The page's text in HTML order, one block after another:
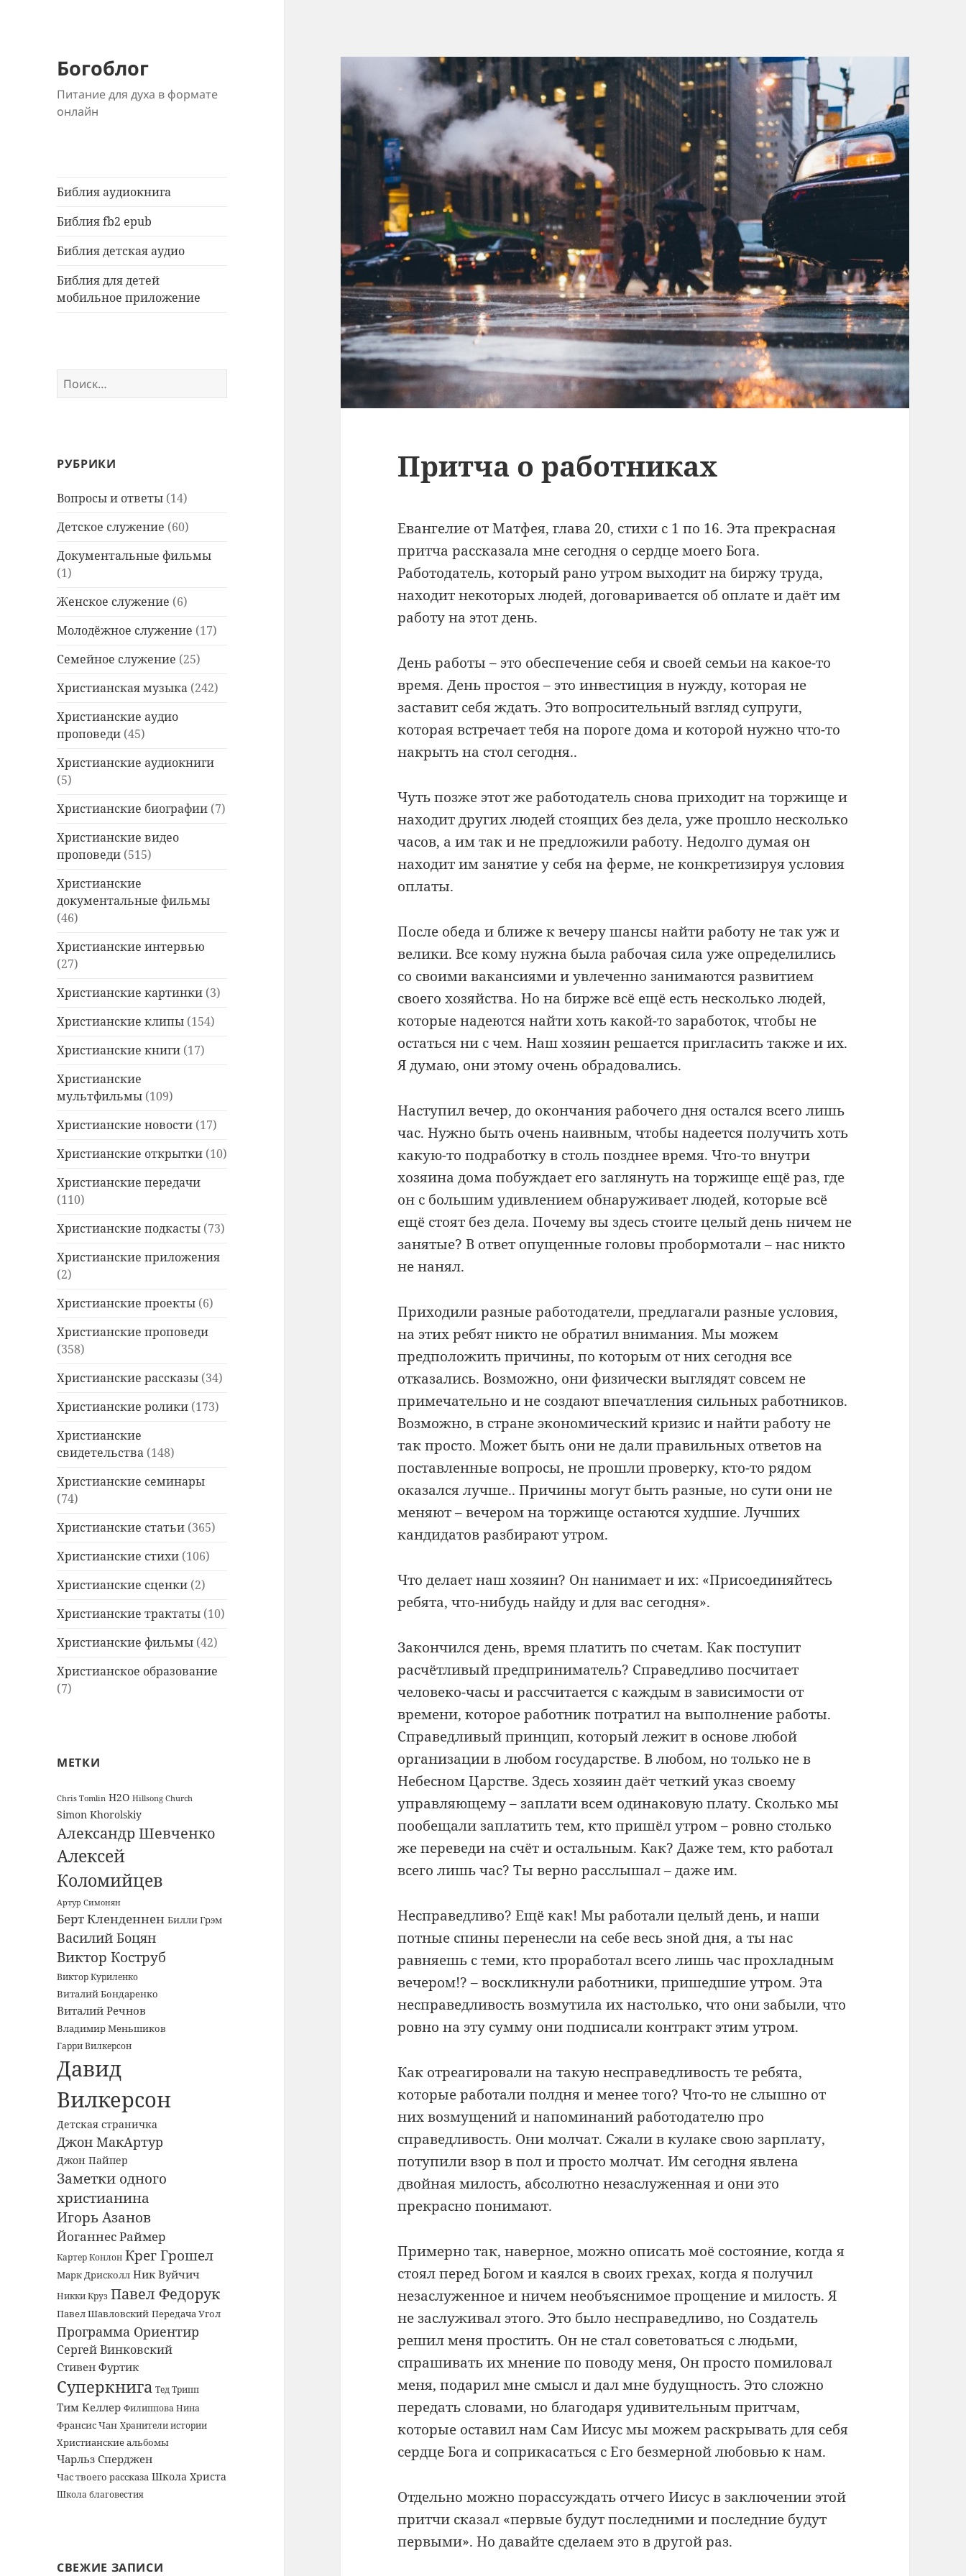
Богоблог
Питание для духа в формате
онлайн
Библия аудиокнига
Библия fb2 epub
Библия детская аудио
Библия для детей
мобильное приложение
Найти:
РУБРИКИ
Вопросы и ответы (14)
Детское служение (60)
Документальные фильмы
(1)
Женское служение (6)
Молодёжное служение (17)
Семейное служение (25)
Христианская музыка (242)
Христианские аудио
проповеди (45)
Христианские аудиокниги
(5)
Христианские биографии (7)
Христианские видео
проповеди (515)
Христианские
документальные фильмы
(46)
Христианские интервью
(27)
Христианские картинки (3)
Христианские клипы (154)
Христианские книги (17)
Христианские
мультфильмы (109)
Христианские новости (17)
Христианские открытки (10)
Христианские передачи
(110)
Христианские подкасты (73)
Христианские приложения
(2)
Христианские проекты (6)
Христианские проповеди
(358)
Христианские рассказы (34)
Христианские ролики (173)
Христианские
свидетельства (148)
Христианские семинары
(74)
Христианские статьи (365)
Христианские стихи (106)
Христианские сценки (2)
Христианские трактаты (10)
Христианские фильмы (42)
Христианское образование
(7)
МЕТКИ
Chris Tomlin H2O Hillsong Church
Simon Khorolskiy
Александр Шевченко
Алексей
Коломийцев
Артур Симонян
Берт Кленденнен Билли Грэм
Василий Боцян
Виктор Коструб
Виктор Куриленко
Виталий Бондаренко
Виталий Речнов
Владимир Меньшиков
Гарри Вилкерсон
Давид
Вилкерсон
Детская страничка
Джон МакАртур
Джон Пайпер
Заметки одного
христианина
Игорь Азанов
Йоганнес Раймер
Картер Конлон Крег Грошел
Марк Дрисколл Ник Вуйчич
Никки Круз Павел Федорук
Павел Шавловский Передача Угол
Программа Ориентир
Сергей Винковский
Стивен Фуртик
Суперкнига Тед Трипп
Тим Келлер Филиппова Нина
Франсис Чан Хранители истории
Христианские альбомы
Чарльз Сперджен
Час твоего рассказа Школа Христа
Школа благовестия
СВЕЖИЕ ЗАПИСИ
Притча о работниках
Евангелие от Матфея, глава 20, стихи с 1 по 16. Эта прекрасная
притча рассказала мне сегодня о сердце моего Бога.
Работодатель, который рано утром выходит на биржу труда,
находит некоторых людей, договаривается об оплате и даёт им
работу на этот день.
День работы – это обеспечение себя и своей семьи на какое-то
время. День простоя – это инвестиция в нужду, которая не
заставит себя ждать. Это вопросительный взгляд супруги,
которая встречает тебя на пороге дома и которой нужно что-то
накрыть на стол сегодня..
Чуть позже этот же работодатель снова приходит на торжище и
находит других людей стоящих без дела, уже прошло несколько
часов, а им так и не предложили работу. Недолго думая он
находит им занятие у себя на ферме, не конкретизируя условия
оплаты.
После обеда и ближе к вечеру шансы найти работу не так уж и
велики. Все кому нужна была рабочая сила уже определились
со своими вакансиями и увлеченно занимаются развитием
своего хозяйства. Но на бирже всё ещё есть несколько людей,
которые надеются найти хоть какой-то заработок, чтобы не
остаться ни с чем. Наш хозяин решается пригласить также и их.
Я думаю, они этому очень обрадовались.
Наступил вечер, до окончания рабочего дня остался всего лишь
час. Нужно быть очень наивным, чтобы надеется получить хоть
какую-то подработку в столь позднее время. Что-то внутри
хозяина дома побуждает его заглянуть на торжище ещё раз, где
он с большим удивлением обнаруживает людей, которые всё
ещё стоят без дела. Почему вы здесь стоите целый день ничем не
занятые? В ответ опущенные головы пробормотали – нас никто
не нанял.
Приходили разные работодатели, предлагали разные условия,
на этих ребят никто не обратил внимания. Мы можем
предположить причины, по которым от них сегодня все
отказались. Возможно, они физически выглядят совсем не
примечательно и не создают впечатления сильных работников.
Возможно, в стране экономический кризис и найти работу не
так просто. Может быть они не дали правильных ответов на
поставленные вопросы, не прошли проверку, кто-то рядом
оказался лучше.. Причины могут быть разные, но сути они не
меняют – вечером на торжище остаются худшие. Лучших
кандидатов разбирают утром.
Что делает наш хозяин? Он нанимает и их: «Присоединяйтесь
ребята, что-нибудь найду и для вас сегодня».
Закончился день, время платить по счетам. Как поступит
расчётливый предприниматель? Справедливо посчитает
человеко-часы и рассчитается с каждым в зависимости от
времени, которое работник потратил на выполнение работы.
Справедливый принцип, который лежит в основе любой
организации в любом государстве. В любом, но только не в
Небесном Царстве. Здесь хозяин даёт четкий указ своему
управляющему – заплати всем одинаковую плату. Сколько мы
пообещали заплатить тем, кто пришёл утром – ровно столько
же переведи на счёт и остальным. Как? Даже тем, кто работал
всего лишь час? Ты верно расслышал – даже им.
Несправедливо? Ещё как! Мы работали целый день, и наши
потные спины перенесли на себе весь зной дня, а ты нас
равняешь с теми, кто проработал всего лишь час прохладным
вечером!? – воскликнули работники, пришедшие утром. Эта
несправедливость возмутила их настолько, что они забыли, что
ровно на эту сумму они подписали контракт этим утром.
Как отреагировали на такую несправедливость те ребята,
которые работали полдня и менее того? Что-то не слышно от
них возмущений и напоминаний работодателю про
справедливость. Они молчат. Сжали в кулаке свою зарплату,
потупили взор в пол и просто молчат. Им сегодня явлена
двойная милость, абсолютно незаслуженная и они это
прекрасно понимают.
Примерно так, наверное, можно описать моё состояние, когда я
стоял перед Богом и каялся в своих грехах, когда я получил
незаслуженное и ничем необъяснимое прощение и милость. Я
не заслуживал этого. Это было несправедливо, но Создатель
решил меня простить. Он не стал советоваться с людьми,
спрашивать их мнение по поводу меня, Он просто помиловал
меня, подарил мне смысл и дал мне будущность. Это сложно
передать словами, но благодаря удивительным притчам,
которые оставил нам Сам Иисус мы можем раскрывать для себя
сердце Бога и соприкасаться с Его безмерной любовью к нам.
Отдельно можно порассуждать отчего Иисус в заключении этой
притчи сказал «первые будут последними и последние будут
первыми». Но давайте сделаем это в другой раз.